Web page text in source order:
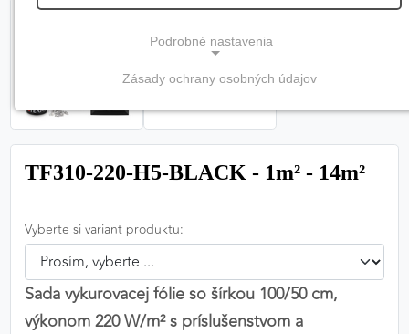
TF310-220-H5-BLACK - 1m² - 14m²
Vyberte si variant produktu:
Sada vykurovacej fólie so šírkou 100/50 cm,
výkonom 220 W/m² s príslušenstvom a
Podrobné nastavenia
(vždy aktívne, nemožno vypnúť)
webovej stránky a bez nich by nebolo možné
Nevyhnutné cookies
PREFERENČNÉ COOKIES
Zásady ochrany osobných údajov